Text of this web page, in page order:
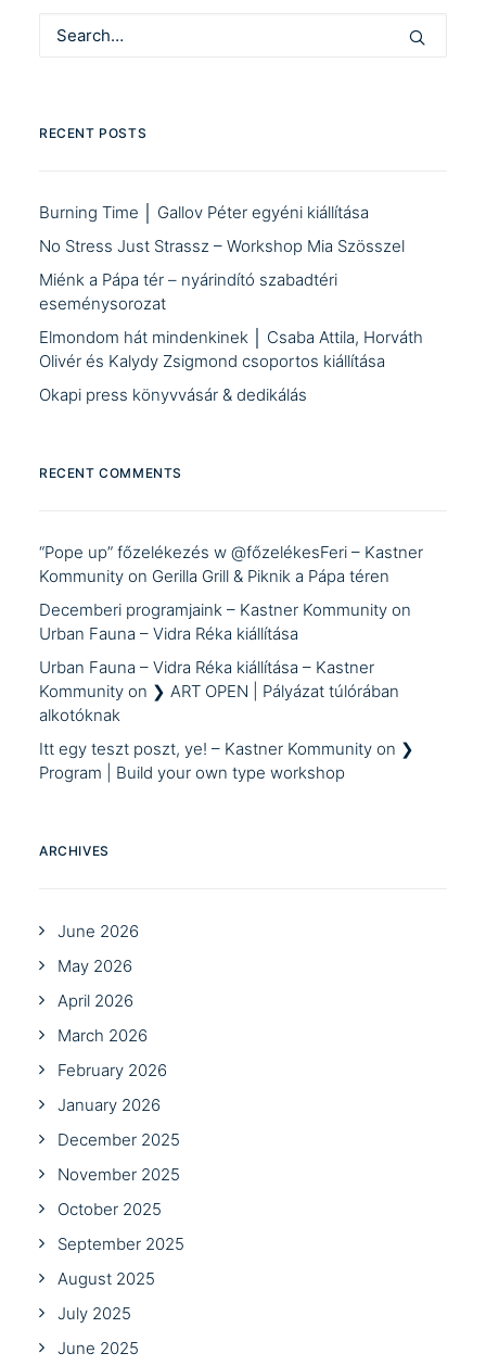
RECENT POSTS
Burning Time │ Gallov Péter egyéni kiállítása
No Stress Just Strassz – Workshop Mia Szösszel
Miénk a Pápa tér – nyárindító szabadtéri
eseménysorozat
Elmondom hát mindenkinek │ Csaba Attila, Horváth
Olivér és Kalydy Zsigmond csoportos kiállítása
Okapi press könyvvásár & dedikálás
RECENT COMMENTS
“Pope up” főzelékezés w @főzelékesFeri – Kastner
Kommunity on Gerilla Grill & Piknik a Pápa téren
Decemberi programjaink – Kastner Kommunity on
Urban Fauna – Vidra Réka kiállítása
Urban Fauna – Vidra Réka kiállítása – Kastner
Kommunity on ❯ ART OPEN | Pályázat túlórában
alkotóknak
Itt egy teszt poszt, ye! – Kastner Kommunity on ❯
Program | Build your own type workshop
ARCHIVES
June 2026
May 2026
April 2026
March 2026
February 2026
January 2026
December 2025
November 2025
October 2025
September 2025
August 2025
July 2025
June 2025